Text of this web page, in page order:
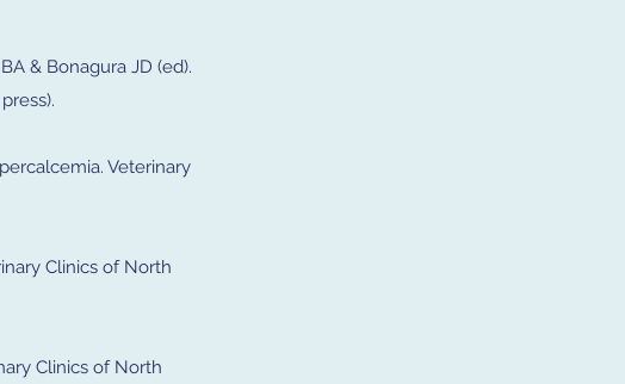
& Bonagura JD (ed).
Veterinary
Clinics of North
Clinics of North